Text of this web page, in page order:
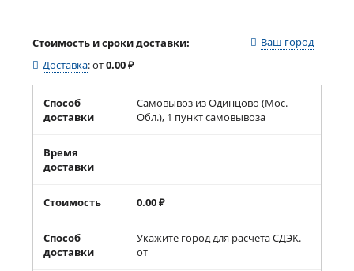
Стоимость и сроки доставки:
Ваш город
Доставка:от0.00 ₽
Способ
доставки
Самовывоз из Одинцово (Мос.
Обл.), 1 пункт самовывоза
Время
доставки
Стоимость 0.00 ₽
Способ
доставки
Укажите город для расчета СДЭК.
от